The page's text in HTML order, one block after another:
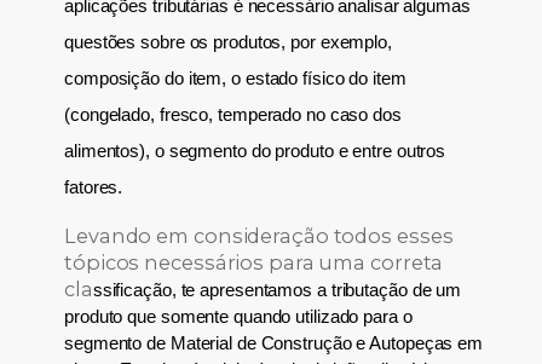
aplicações tributárias é necessário analisar algumas
questões sobre os produtos, por exemplo,
composição do item, o estado físico do item
(congelado, fresco, temperado no caso dos
alimentos), o segmento do produto e entre outros
fatores.
Levando em consideração todos esses
tópicos necessários para uma correta
classificação, te apresentamos a tributação de um
produto que somente quando utilizado para o
segmento de Material de Construção e Autopeças em